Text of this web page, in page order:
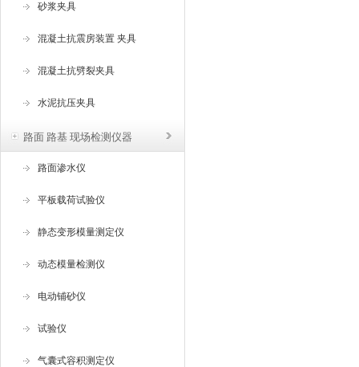
砂浆夹具
混凝土抗震房装置 夹具
混凝土抗劈裂夹具
水泥抗压夹具
路面 路基 现场检测仪器
路面渗水仪
平板载荷试验仪
静态变形模量测定仪
动态模量检测仪
电动铺砂仪
试验仪
气囊式容积测定仪